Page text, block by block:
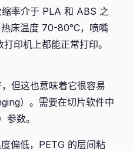
率介于 PLA 和 ABS 之
床温度 70-80°C，喷嘴
印机上都能正常打印。
但这也意味着它很容易
）。需要在切片软件中
数。
偏低，PETG 的层间粘